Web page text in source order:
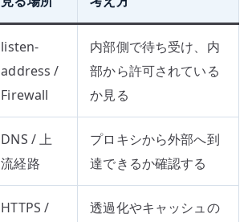
listen-
address /
Firewall
内部側で待ち受け、内
部から許可されている
か見る
DNS / 上
流経路
プロキシから外部へ到
達できるか確認する
HTTPS /
透過化やキャッシュの